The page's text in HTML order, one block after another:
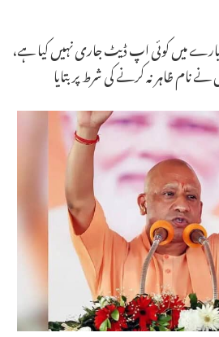
میں کوئی اپ ڈیٹ جاری نہیں کیا ہے،
ظاہر نہ کرنے کی شرط پر بتایا